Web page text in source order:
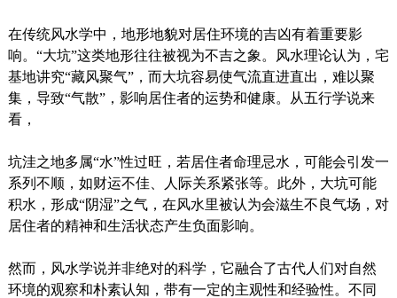
在传统风水学中，地形地貌对居住环境的吉凶有着重要影
响。“大坑”这类地形往往被视为不吉之象。风水理论认为，宅
基地讲究“藏风聚气”，而大坑容易使气流直进直出，难以聚
集，导致“气散”，影响居住者的运势和健康。从五行学说来
看，
坑洼之地多属“水”性过旺，若居住者命理忌水，可能会引发一
系列不顺，如财运不佳、人际关系紧张等。此外，大坑可能
积水，形成“阴湿”之气，在风水里被认为会滋生不良气场，对
居住者的精神和生活状态产生负面影响。
然而，风水学说并非绝对的科学，它融合了古代人们对自然
环境的观察和朴素认知，带有一定的主观性和经验性。不同